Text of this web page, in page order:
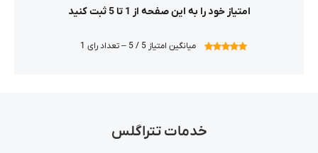
امتیاز خود را به این صفحه از 1 تا 5 ثبت کنید
میانگین امتیاز 5 / 5 – تعداد رای 1
خدمات تتراگلس